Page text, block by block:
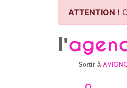
ATTENTION !
l'
Sortir à